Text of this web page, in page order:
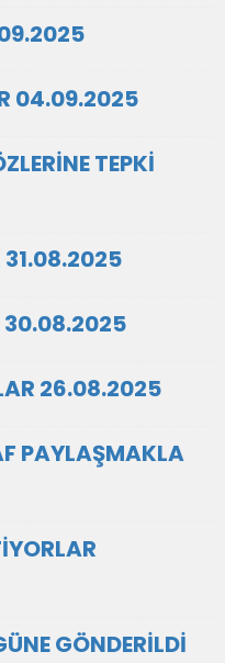
04.09.2025
TEPKİ
31.08.2025
30.08.2025
26.08.2025
PAYLAŞMAKLA
GÖNDERİLDİ